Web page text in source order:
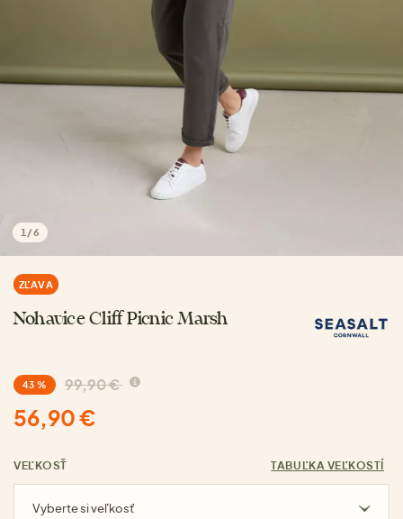
1 /6
ZĽAVA
Nohavice Cliff Picnic Marsh
43 % 99,90 €
56,90 €
VEĽKOSŤ TABUĽKA VEĽKOSTÍ
Vyberte si veľkosť